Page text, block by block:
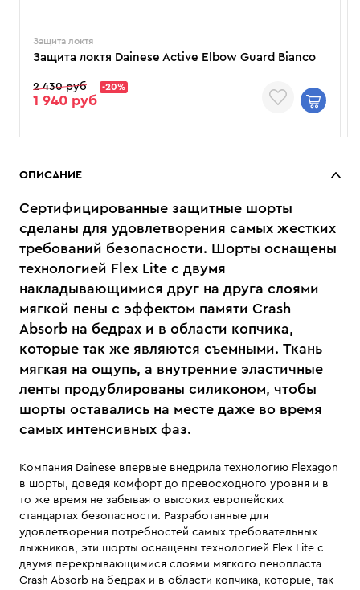
Защита локтя
Защита локтя Dainese Active Elbow Guard Bianco
2 430 руб -20%
1 940 руб
ОПИСАНИЕ
Сертифицированные защитные шорты
сделаны для удовлетворения самых жестких
требований безопасности. Шорты оснащены
технологией Flex Lite с двумя
накладывающимися друг на друга слоями
мягкой пены с эффектом памяти Crash
Absorb на бедрах и в области копчика,
которые так же являются съемными. Ткань
мягкая на ощупь, а внутренние эластичные
ленты продублированы силиконом, чтобы
шорты оставались на месте даже во время
самых интенсивных фаз.
Компания Dainese впервые внедрила технологию Flexagon
в шорты, доведя комфорт до превосходного уровня и в
то же время не забывая о высоких европейских
стандартах безопасности. Разработанные для
удовлетворения потребностей самых требовательных
лыжников, эти шорты оснащены технологией Flex Lite с
двумя перекрывающимися слоями мягкого пенопласта
Crash Absorb на бедрах и в области копчика, которые, так